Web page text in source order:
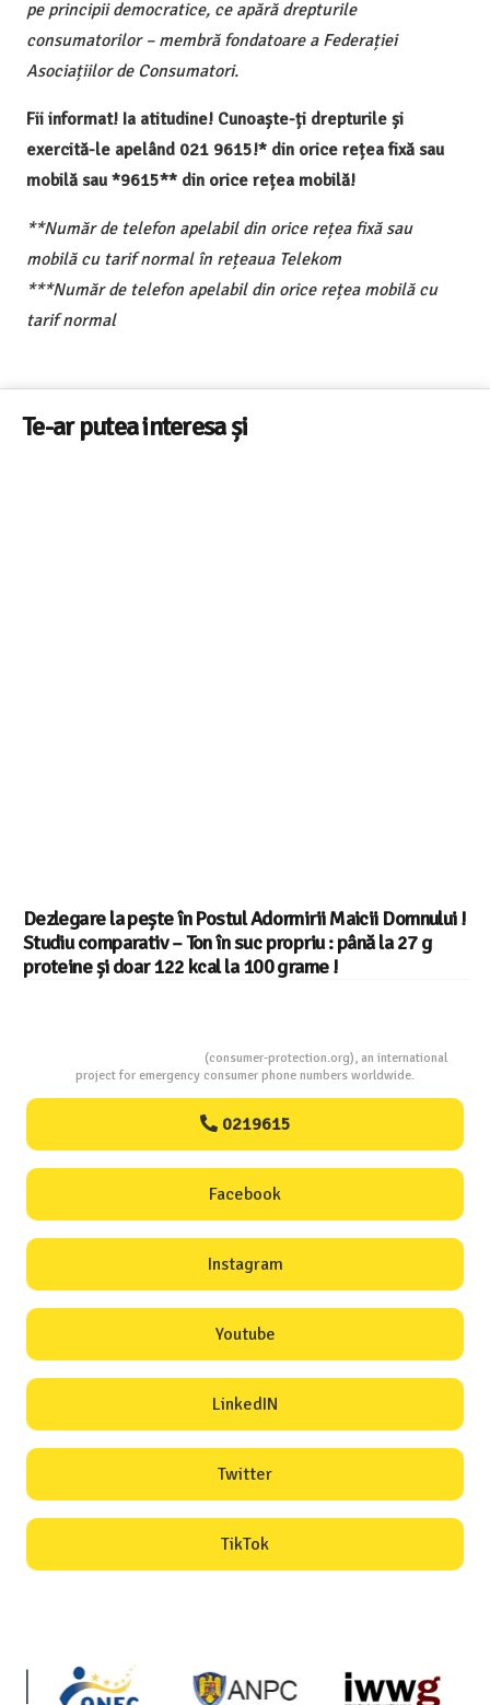
pe principii democratice, ce apără drepturile
consumatorilor – membră fondatoare a Federației
Asociațiilor de Consumatori.
Fii informat! Ia atitudine! Cunoaște-ți drepturile și
exercită-le apelând 021 9615!* din orice rețea fixă sau
mobilă sau *9615** din orice rețea mobilă!
**Număr de telefon apelabil din orice rețea fixă sau
mobilă cu tarif normal în rețeaua Telekom
***Număr de telefon apelabil din orice rețea mobilă cu
tarif normal
Te-ar putea interesa și
Dezlegare la pește în Postul Adormirii Maicii Domnului !
Studiu comparativ – Ton în suc propriu : până la 27 g
proteine și doar 122 kcal la 100 grame !
(consumer-protection.org), an international
project for emergency consumer phone numbers worldwide.
0219615
Facebook
Instagram
Youtube
LinkedIN
Twitter
TikTok